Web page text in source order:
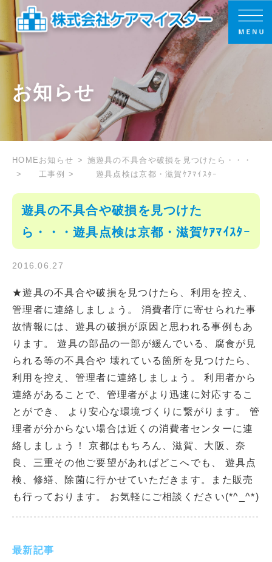
お知らせ
HOME お知らせ
施
工事例
遊具の不具合や破損を見つけたら・・・
遊具点検は京都・滋賀ｹｱﾏｲｽﾀｰ
最新記事
遊具の不具合や破損を見つけた
ら・・・遊具点検は京都・滋賀ｹｱﾏｲｽﾀｰ
2016.06.27
★遊具の不具合や破損を見つけたら、利用を控え、
管理者に連絡しましょう。 消費者庁に寄せられた事
故情報には、遊具の破損が原因と思われる事例もあ
ります。 遊具の部品の一部が緩んでいる、腐食が見
られる等の不具合や 壊れている箇所を見つけたら、
利用を控え、管理者に連絡しましょう。 利用者から
連絡があることで、管理者がより迅速に対応するこ
とができ、 より安心な環境づくりに繋がります。 管
理者が分からない場合は近くの消費者センターに連
絡しましょう！ 京都はもちろん、滋賀、大阪、奈
良、三重その他ご要望があればどこへでも、 遊具点
検、修繕、除菌に行かせていただきます。また販売
も行っております。 お気軽にご相談ください(*^_^*)